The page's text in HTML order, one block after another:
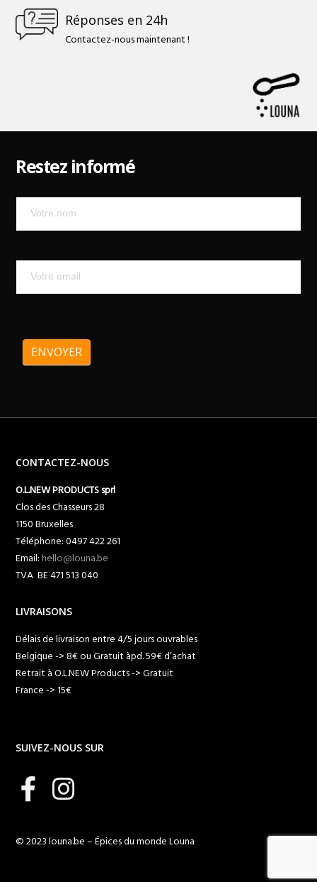
Réponses en 24h
Contactez-nous maintenant !
Restez informé
ENVOYER
CONTACTEZ-NOUS
O.L.NEW PRODUCTS sprl
Clos des Chasseurs 28
1150 Bruxelles
Téléphone: 0497 422 261
Email:hello@louna.be
TVA BE 471 513 040
LIVRAISONS
Délais de livraison entre 4/5 jours ouvrables
Belgique -> 8€ ou Gratuit àpd. 59€ d’achat
Retrait à O.L.NEW Products -> Gratuit
France -> 15€
SUIVEZ-NOUS SUR
© 2023 louna.be – Épices du monde Louna